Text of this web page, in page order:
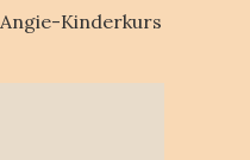
Angie-Kinderkurs